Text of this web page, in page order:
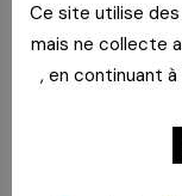
Tendances
Nouveaux
Nouveautés
Ce site utilise des
mais ne collecte
, en continuant